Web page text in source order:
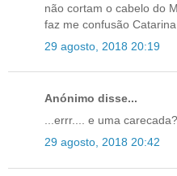
não cortam o cabelo do
faz me confusão Catarina
29 agosto, 2018 20:19
Anónimo disse...
...errr.... e uma
29 agosto, 2018 20:42